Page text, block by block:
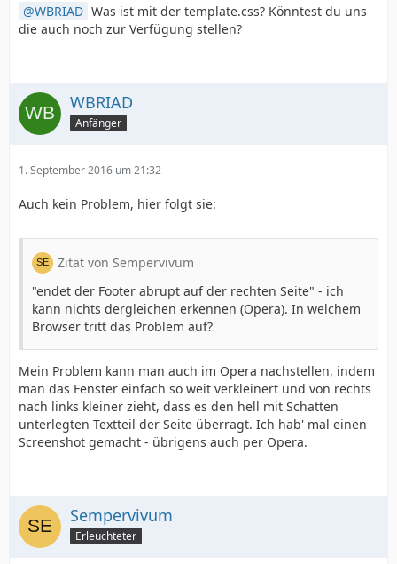
WBRIAD Was ist mit der template.css? Könntest du uns
die auch noch zur Verfügung stellen?
WBRIAD
Anfänger
1. September 2016 um 21:32
Auch kein Problem, hier folgt sie:
Zitat von Sempervivum
"endet der Footer abrupt auf der rechten Seite" - ich
kann nichts dergleichen erkennen (Opera). In welchem
Browser tritt das Problem auf?
Mein Problem kann man auch im Opera nachstellen, indem
man das Fenster einfach so weit verkleinert und von rechts
nach links kleiner zieht, dass es den hell mit Schatten
unterlegten Textteil der Seite überragt. Ich hab' mal einen
Screenshot gemacht - übrigens auch per Opera.
Sempervivum
Erleuchteter